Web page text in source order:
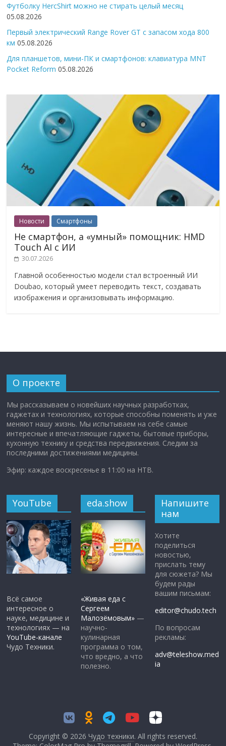
Футболку HercShirt можно не стирать целый месяц
05.08.2026
Первый электрический Range Rover GT с запасом хода 800
км 05.08.2026
Для планшетов, мини-ПК и смартфонов: клавиатура MNT
Pocket Reform 05.08.2026
Новости Смартфоны
Не смартфон, а «умный» помощник: HMD
Touch AI с ИИ
30.07.2026
Главной особенностью модели стал встроенный ИИ
Doubao, который умеет переводить текст, создавать
изображения и организовывать информацию.
О проекте
Мы рассказываем о новейших научных разработках,
гаджетах и технологиях, которые способны поменять и уже
меняют нашу жизнь. Мы испытываем на себе самые
интересные и впечатляющие гаджеты, бытовые приборы,
кухонную технику и средства передвижения. Следим за
последними достижениями медицины.
Эфир: каждое воскресенье в 11:00 на НТВ.
YouTube
Всё самое
интересное о
науке, медицине и
технологиях — на
YouTube-канале
Чудо Техники.
eda.show
«Живая еда с
Сергеем
Малозёмовым» —
научно-
кулинарная
программа о том,
что вредно, а что
полезно.
Напишите
нам
Хотите
поделиться
новостью,
прислать тему
для сюжета? Мы
будем рады
вашим письмам:
editor@chudo.tech
По вопросам
рекламы:
adv@teleshow.med
ia
Copyright © 2026 Чудо техники. All rights reserved.